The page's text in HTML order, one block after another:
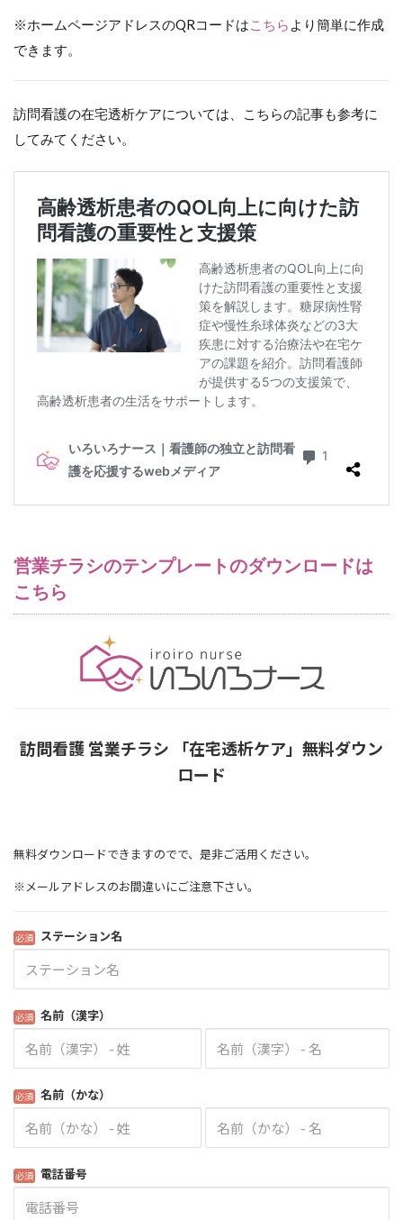
※ホームページアドレスのQRコードはこちら より簡単に作成
できます。
訪問看護の在宅透析ケアについては、こちらの記事も参考に
してみてください。
営業チラシのテンプレートのダウンロードは
こちら